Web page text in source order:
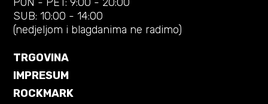
SUB: 10:00 - 14:00
(nedjeljom i blagdanima ne radimo)
TRGOVINA
IMPRESUM
ROCKMARK